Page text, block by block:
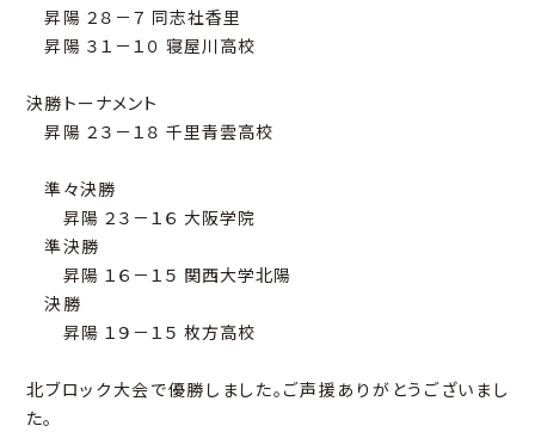
昇陽 ２８－７ 同志社香里
昇陽 ３１－１０ 寝屋川高校
決勝トーナメント
昇陽 ２３－１８ 千里青雲高校
準々決勝
昇陽 ２３－１６ 大阪学院
準決勝
昇陽 １６－１５ 関西大学北陽
決勝
昇陽 １９－１５ 枚方高校
北ブロック大会で優勝しました。ご声援ありがとうございまし
た。